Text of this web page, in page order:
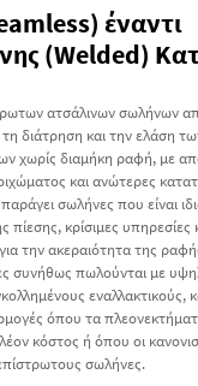
έναντι
(Welded)
ατσάλινων σωλήνων
διάτρηση και την ελάση
χωρίς διαμήκη ραφή, με
και ανώτερες
σωλήνες που είναι
κρίσιμες υπηρεσίες
την ακεραιότητα της
συνήθως πωλούνται με
εναλλακτικούς,
όπου τα
κόστος ή όπου οι
σωλήνες.